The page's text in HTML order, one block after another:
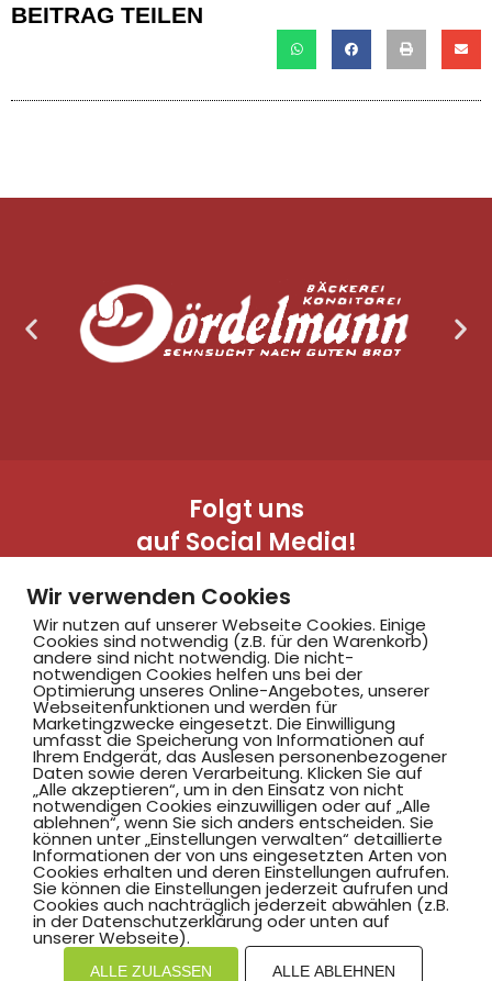
BEITRAG TEILEN
Folgt uns
auf Social Media!
Hammer SportClub 2008
Am Südbad 9,
59069 Hamm
©2025 Hammer SportClub 2008 e.V.
Wir verwenden Cookies
Wir nutzen auf unserer Webseite Cookies. Einige
Cookies sind notwendig (z.B. für den Warenkorb)
andere sind nicht notwendig. Die nicht-
notwendigen Cookies helfen uns bei der
Optimierung unseres Online-Angebotes, unserer
Webseitenfunktionen und werden für
Marketingzwecke eingesetzt. Die Einwilligung
umfasst die Speicherung von Informationen auf
Ihrem Endgerät, das Auslesen personenbezogener
Daten sowie deren Verarbeitung. Klicken Sie auf
„Alle akzeptieren“, um in den Einsatz von nicht
notwendigen Cookies einzuwilligen oder auf „Alle
ablehnen“, wenn Sie sich anders entscheiden. Sie
können unter „Einstellungen verwalten“ detaillierte
Informationen der von uns eingesetzten Arten von
Cookies erhalten und deren Einstellungen aufrufen.
Sie können die Einstellungen jederzeit aufrufen und
Cookies auch nachträglich jederzeit abwählen (z.B.
in der Datenschutzerklärung oder unten auf
unserer Webseite).
ALLE ZULASSEN ALLE ABLEHNEN